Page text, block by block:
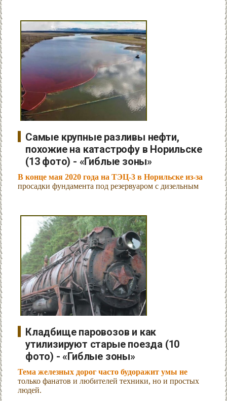
Самые крупные разливы нефти,
похожие на катастрофу в Норильске
(13 фото) - «Гиблые зоны»
В конце мая 2020 года на ТЭЦ-3 в Норильске из-за
просадки фундамента под резервуаром с дизельным
Кладбище паровозов и как
утилизируют старые поезда (10
фото) - «Гиблые зоны»
Тема железных дорог часто будоражит умы не
только фанатов и любителей техники, но и простых
людей.